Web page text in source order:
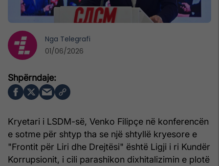
Kryetari i LSDM-së, Venko Filipçe në konferencën
e sotme për shtyp tha se një shtyllë kryesore e
"Frontit për Liri dhe Drejtësi" është Ligji i ri Kundër
Korrupsionit, i cili parashikon dixhitalizimin e plotë
Nga Telegrafi
01/06/2026